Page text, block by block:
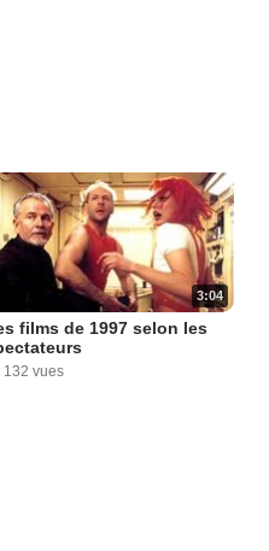
3:04
films de 1997 selon les
132 vues